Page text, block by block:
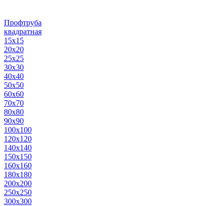
Профтруба
квадратная
15х15
20х20
25х25
30х30
40х40
50х50
60х60
70х70
80х80
90х90
100х100
120х120
140х140
150х150
160х160
180х180
200х200
250х250
300х300